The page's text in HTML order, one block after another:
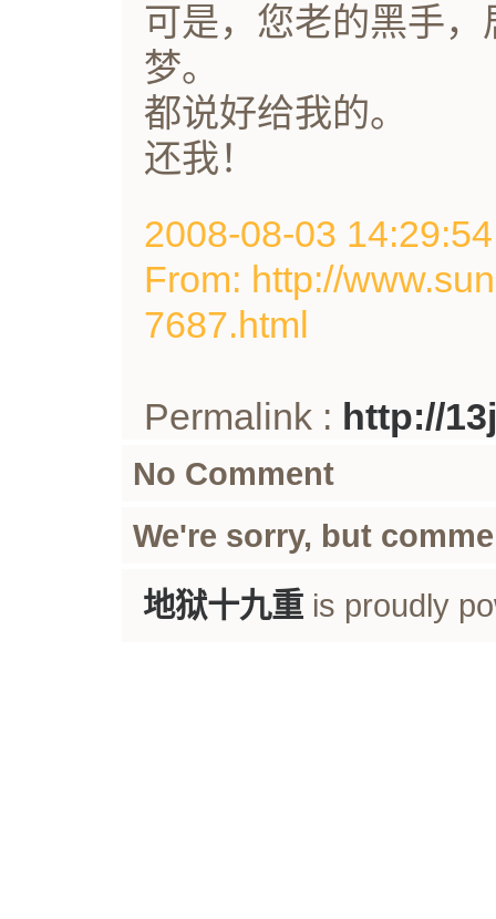
可是，您老的黑手
梦。
都说好给我的。
还我！
2008-08-03
From: http://
7687.html
Permalink : http://
No Comment
We're sorry, but
地狱十九重is proudly